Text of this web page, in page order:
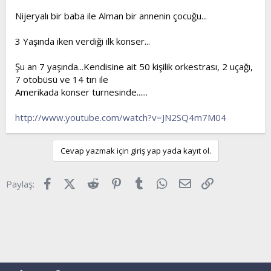
a
h
Nijeryalı bir baba ile Alman bir annenin çocuğu...
3 Yaşında iken verdiği ilk konser...
Şu an 7 yaşında...Kendisine ait 50 kişilik orkestrası, 2 uçağı,
7 otobüsü ve 14 tırı ile
Amerikada konser turnesinde......
http://www.youtube.com/watch?v=JN2SQ4m7M04
Cevap yazmak için giriş yap yada kayıt ol.
Paylaş: FacebookX (Twitter)
Reddit Pinterest
Tumblr WhatsApp
E-posta